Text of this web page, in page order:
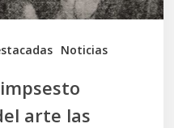
Noticias
arte las